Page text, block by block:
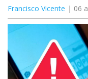
Francisco Vicente 06